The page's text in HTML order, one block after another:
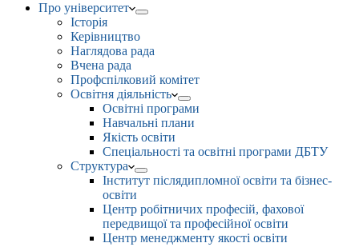
Про університет
Історія
Керівництво
Наглядова рада
Вчена рада
Профспілковий комітет
Освітня діяльність
Освітні програми
Навчальні плани
Якість освіти
Спеціальності та освітні програми ДБТУ
Структура
Інститут післядипломної освіти та бізнес-
освіти
Центр робітничих професій, фахової
передвищої та професійної освіти
Центр менеджменту якості освіти